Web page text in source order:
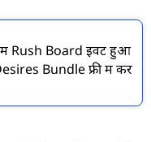
Rush Board इवेंट हुआ
Bundle फ्री में करें